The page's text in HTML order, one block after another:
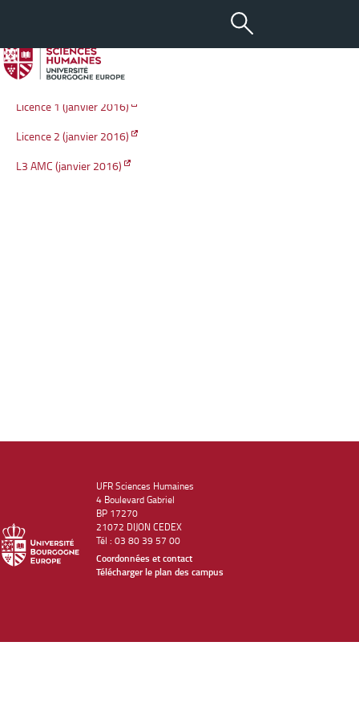
aA - +
29 NOV 2016
ANNALES D’HISTOIRE 2016
Licence 1 (janvier 2016)
Licence 2 (janvier 2016)
L3 AMC (janvier 2016)
UFR Sciences Humaines
4 Boulevard Gabriel
BP 17270
21072 DIJON CEDEX
Tél : 03 80 39 57 00
Coordonnées et contact
Télécharger le plan des campus